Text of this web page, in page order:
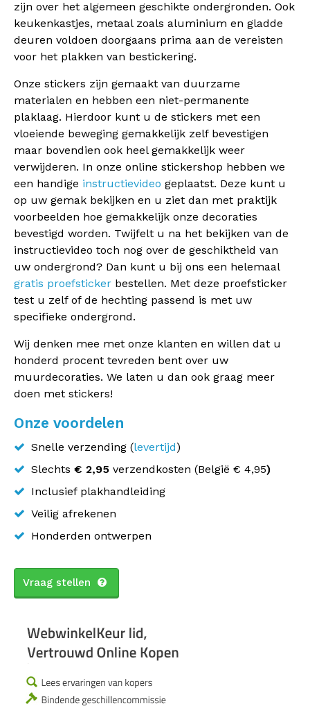
zijn over het algemeen geschikte ondergronden. Ook
keukenkastjes, metaal zoals aluminium en gladde
deuren voldoen doorgaans prima aan de vereisten
voor het plakken van bestickering.
Onze stickers zijn gemaakt van duurzame
materialen en hebben een niet-permanente
plaklaag. Hierdoor kunt u de stickers met een
vloeiende beweging gemakkelijk zelf bevestigen
maar bovendien ook heel gemakkelijk weer
verwijderen. In onze online stickershop hebben we
een handige instructievideo geplaatst. Deze kunt u
op uw gemak bekijken en u ziet dan met praktijk
voorbeelden hoe gemakkelijk onze decoraties
bevestigd worden. Twijfelt u na het bekijken van de
instructievideo toch nog over de geschiktheid van
uw ondergrond? Dan kunt u bij ons een helemaal
gratis proefsticker bestellen. Met deze proefsticker
test u zelf of de hechting passend is met uw
specifieke ondergrond.
Wij denken mee met onze klanten en willen dat u
honderd procent tevreden bent over uw
muurdecoraties. We laten u dan ook graag meer
doen met stickers!
Onze voordelen
Snelle verzending (levertijd)
Slechts € 2,95 verzendkosten (België € 4,95)
Inclusief plakhandleiding
Veilig afrekenen
Honderden ontwerpen
Vraag stellen